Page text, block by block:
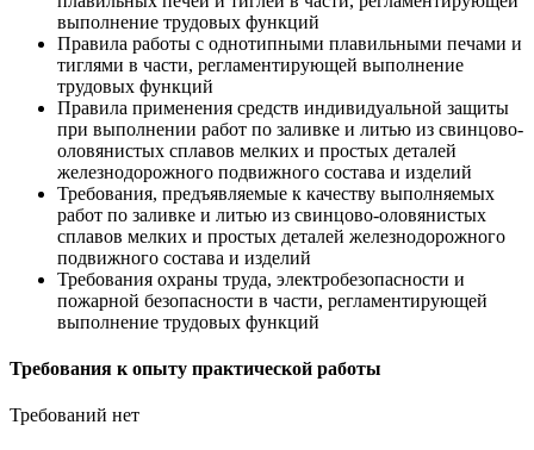
выполнение трудовых функций
Правила работы с однотипными плавильными печами и
тиглями в части, регламентирующей выполнение
трудовых функций
Правила применения средств индивидуальной защиты
при выполнении работ по заливке и литью из свинцово-
оловянистых сплавов мелких и простых деталей
железнодорожного подвижного состава и изделий
Требования, предъявляемые к качеству выполняемых
работ по заливке и литью из свинцово-оловянистых
сплавов мелких и простых деталей железнодорожного
подвижного состава и изделий
Требования охраны труда, электробезопасности и
пожарной безопасности в части, регламентирующей
выполнение трудовых функций
Требования к опыту практической работы
Требований нет